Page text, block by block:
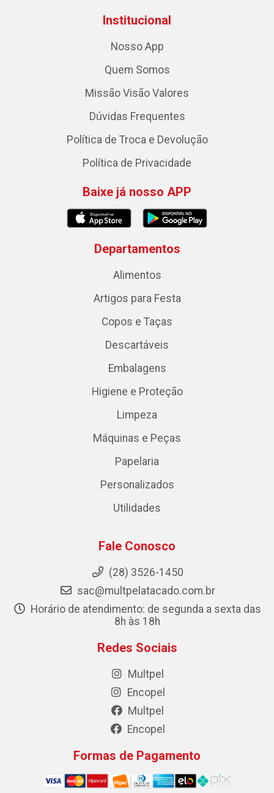
Institucional
Nosso App
Quem Somos
Missão Visão Valores
Dúvidas Frequentes
Política de Troca e Devolução
Política de Privacidade
Baixe já nosso APP
Departamentos
Alimentos
Artigos para Festa
Copos e Taças
Descartáveis
Embalagens
Higiene e Proteção
Limpeza
Máquinas e Peças
Papelaria
Personalizados
Utilidades
Fale Conosco
(28) 3526-1450
sac@multpelatacado.com.br
Horário de atendimento: de segunda a sexta das
8h às 18h
Redes Sociais
Multpel
Encopel
Multpel
Encopel
Formas de Pagamento